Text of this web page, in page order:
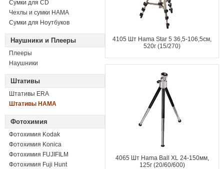
Сумки для CD
Чехлы и сумки HAMA
Сумки для Ноутбуков
Наушники и Плееры
Плееры
Наушники
Штативы
Штативы ERA
Штативы HAMA
Фотохимия
Фотохимия Kodak
Фотохимия Konica
Фотохимия FUJIFILM
Фотохимия Fuji Hunt
4105 Шт Hama Star 5 36,5-106,5см,
520г (15/270)
4065 Шт Hama Ball XL 24-150мм,
125г (20/60/600)